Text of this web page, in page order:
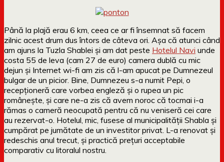
Până la plajă erau 6 km, ceea ce ar fi însemnat să facem
zilnic acest drum dus întors de câteva ori. Așa că atunci când
am ajuns la Tuzla Shablei și am dat peste Hotelul Navi unde
costa 55 de leva (cam 27 de euro) camera dublă cu mic
dejun și Internet wi-fi am zis că l-am apucat pe Dumnezeul
bulgar de un picior. Bine, Dumnezeu s-a numit Pepi, o
recepționeră care vorbea engleză și o rupea un pic
românește, și care ne-a zis că avem noroc că tocmai i-a
rămas o cameră neocupată pentru că nu veniseră cei care
au rezervat-o. Hotelul, mic, fusese al municipalității Shabla și
cumpărat pe jumătate de un investitor privat. L-a renovat și
redeschis anul trecut, și practică prețuri acceptabile
comparativ cu litoralul nostru.